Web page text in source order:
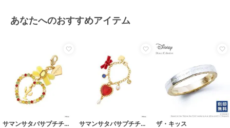
あなたへのおすすめアイテム
サマンサタバサプチチョイス サマンサタバサプチチョイス ザ・キッス